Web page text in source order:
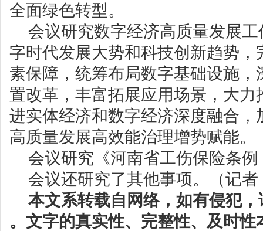
全面绿色转型。
会议研究数字经济高质量发展
字时代发展大势和科技创新趋势
素保障，统筹布局数字基础设施
置改革，丰富拓展应用场景，大
进实体经济和数字经济深度融合
高质量发展高效能治理增势赋能。
会议研究《河南省工伤保险条
会议还研究了其他事项。（记者
本文系转载自网络，如有侵犯
。文字的真实性、完整性、及时